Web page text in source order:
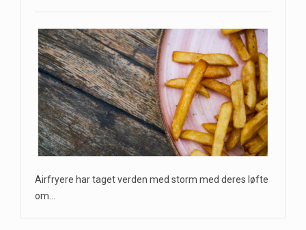
Airfryere har taget verden med storm med deres løfte
om…